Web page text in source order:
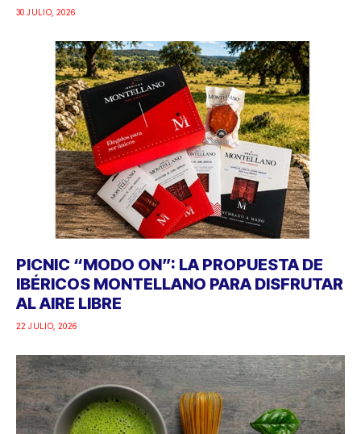
30 JULIO, 2026
PICNIC “MODO ON”: LA PROPUESTA DE
IBÉRICOS MONTELLANO PARA DISFRUTAR
AL AIRE LIBRE
22 JULIO, 2026